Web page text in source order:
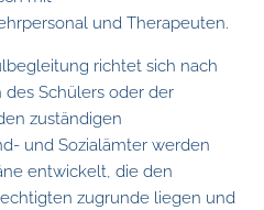
und Therapeuten.
richtet sich nach
Schülers oder der
zuständigen
und Sozialämter werden
entwickelt, die den
zugrunde liegen und